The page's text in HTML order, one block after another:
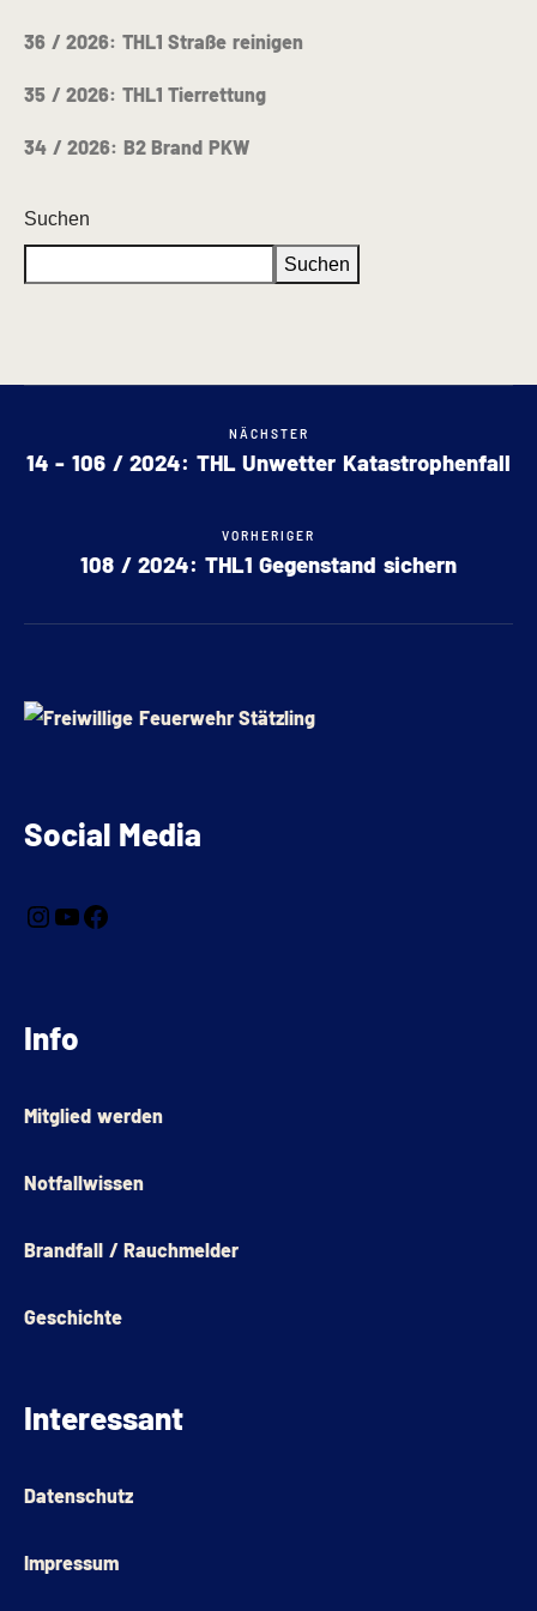
36 / 2026: THL1 Straße reinigen
35 / 2026: THL1 Tierrettung
34 / 2026: B2 Brand PKW
Suchen
Suchen
NÄCHSTER
14 - 106 / 2024: THL Unwetter Katastrophenfall
VORHERIGER
108 / 2024: THL1 Gegenstand sichern
Social Media
Info
Mitglied werden
Notfallwissen
Brandfall / Rauchmelder
Geschichte
Interessant
Datenschutz
Impressum